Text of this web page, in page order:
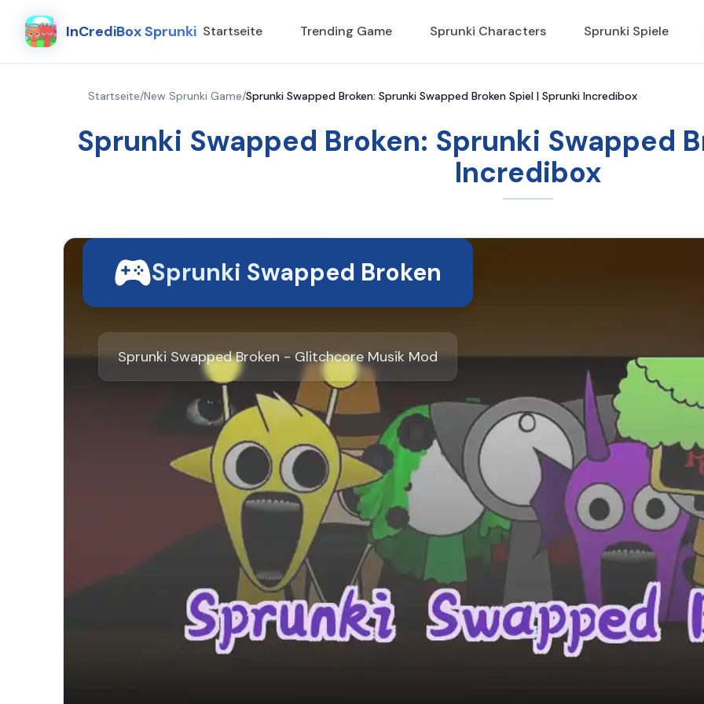
InCrediBox Sprunki Startseite Trending Game Sprunki Characters Sprunki Spiele
Startseite/New Sprunki Game/Sprunki Swapped Broken: Sprunki Swapped Broken Spiel | Sprunki Incredibox
Sprunki Swapped Broken: Sprunki Swapped
Incredibox
Sprunki Swapped Broken
Sprunki Swapped Broken - Glitchcore Musik Mod